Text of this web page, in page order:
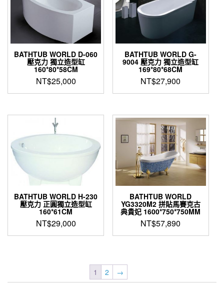
BATHTUB WORLD D-060
壓克力 獨立造型缸
160*80*58CM
NT$25,000
BATHTUB WORLD G-
9004 壓克力 獨立造型缸
169*80*68CM
NT$27,900
BATHTUB WORLD H-230
壓克力 正圓獨立造型缸
160*61CM
NT$29,000
BATHTUB WORLD
YG3320M2 拼貼馬賽克古
典貴妃 1600*750*750MM
NT$57,890
1 2 →